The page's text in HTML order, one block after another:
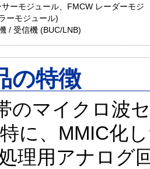
ーモジュール、FMCW レーダーモジ
ーモジュール)
/ 受信機 (BUC/LNB)
の特徴
のマイクロ波
に、MMIC化
理用アナログ